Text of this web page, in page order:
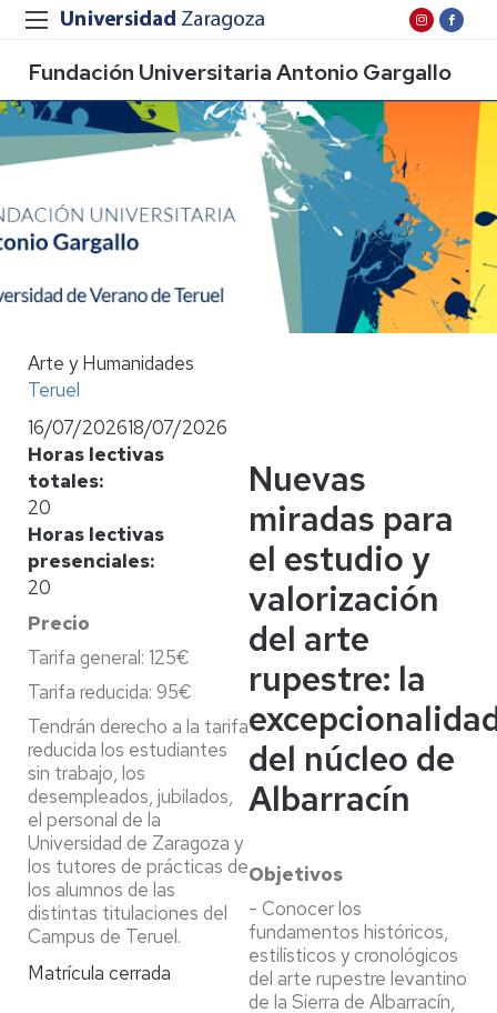
Fundación Universitaria Antonio Gargallo
Arte y Humanidades
Teruel
16/07/202618/07/2026
Horas lectivas
totales
20
Horas lectivas
presenciales
20
Precio
Tarifa general: 125€
Tarifa reducida: 95€
Tendrán derecho a la tarifa
reducida los estudiantes
sin trabajo, los
desempleados, jubilados,
el personal de la
Universidad de Zaragoza y
los tutores de prácticas de
los alumnos de las
distintas titulaciones del
Campus de Teruel.
Matrícula cerrada
Nuevas
miradas para
el estudio y
valorización
del arte
rupestre: la
del núcleo de
Albarracín
Objetivos
- Conocer los
fundamentos históricos,
estilísticos y cronológicos
del arte rupestre levantino
de la Sierra de Albarracín,